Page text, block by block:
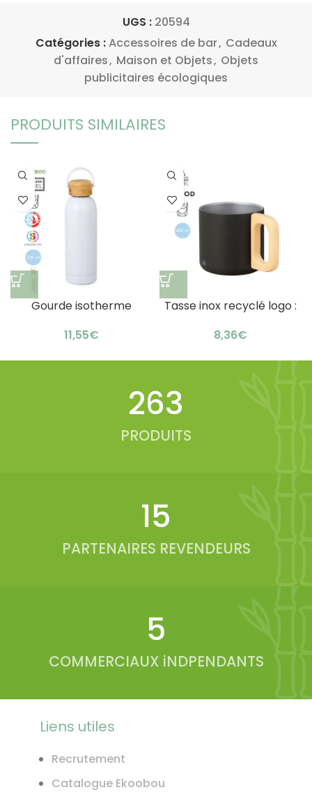
UGS : 20594
Catégories :Accessoires de bar, Cadeaux
d'affaires, Maison et Objets, Objets
publicitaires écologiques
PRODUITS SIMILAIRES
Gourde isotherme
sublimation : élégante
€
Tasse inox recyclé logo :
€
331
PRODUITS
19
PARTENAIRES REVENDEURS
6
COMMERCIAUX iNDPENDANTS
Liens utiles
Recrutement
Catalogue Ekoobou